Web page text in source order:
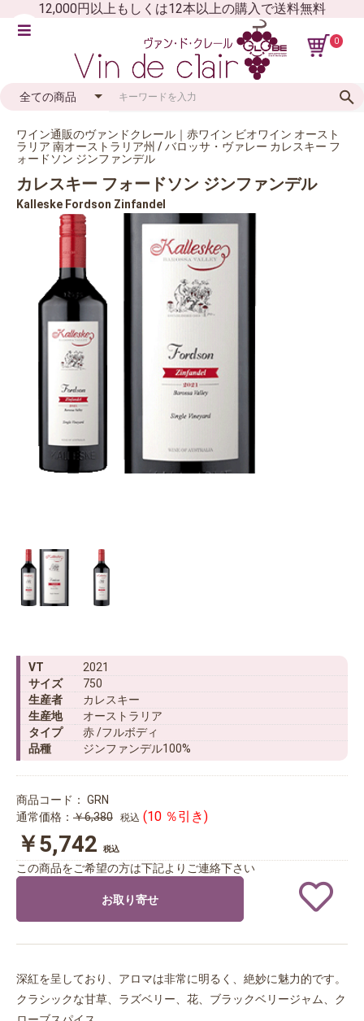
12,000円以上もしくは12本以上の購入で送料無料
0
ワイン通販のヴァンドクレール｜赤ワイン ビオワイン オースト
ラリア 南オーストラリア州 / バロッサ・ヴァレー カレスキー フ
ォードソン ジンファンデル
カレスキー フォードソン ジンファンデル
Kalleske Fordson Zinfandel
VT
2021
サイズ
750
生産者
カレスキー
生産地
オーストラリア
タイプ
赤 /フルボディ
品種
ジンファンデル100%
商品コード： GRN
通常価格： ￥6,380 税込 (10 ％引き)
￥5,742 税込
この商品をご希望の方は下記よりご連絡下さい
お取り寄せ
深紅を呈しており、アロマは非常に明るく、絶妙に魅力的です。
クラシックな甘草、ラズベリー、花、ブラックベリージャム、ク